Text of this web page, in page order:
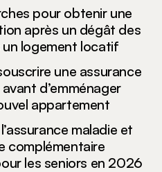
pour obtenir une
après un dégât des
un logement locatif
une assurance
d’emménager
appartement
maladie et
complémentaire
les seniors en 2026